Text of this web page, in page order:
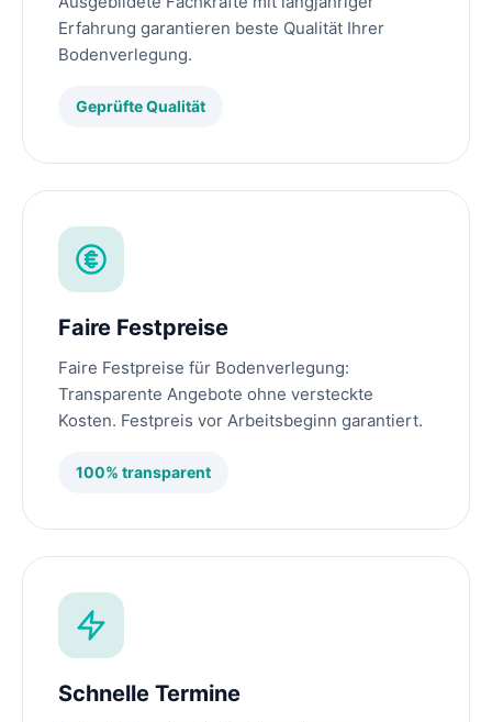
Erfahrung garantieren beste Qualität Ihrer
Bodenverlegung.
Geprüfte Qualität
Faire Festpreise
Faire Festpreise für Bodenverlegung:
Transparente Angebote ohne versteckte
Kosten. Festpreis vor Arbeitsbeginn garantiert.
100% transparent
Schnelle Termine